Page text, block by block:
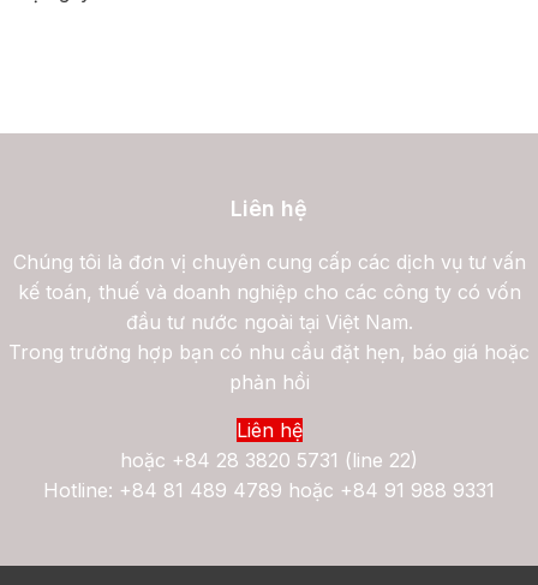
Liên hệ
Chúng tôi là đơn vị chuyên cung cấp các dịch vụ tư vấn
kế toán, thuế và doanh nghiệp cho các công ty có vốn
đầu tư nước ngoài tại Việt Nam.
Trong trường hợp bạn có nhu cầu đặt hẹn, báo giá hoặc
phản hồi
Liên hệ
hoặc +84 28 3820 5731 (line 22)
Hotline: +84 81 489 4789 hoặc +84 91 988 9331